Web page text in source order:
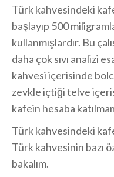
Türk kahvesindeki
başlayıp 500
kullanmışlardır. Bu
daha çok sıvı analizi
kahvesi içerisinde
zevkle içtiği telve
kafein hesaba
Türk kahvesindeki
Türk kahvesinin bazı
bakalım.